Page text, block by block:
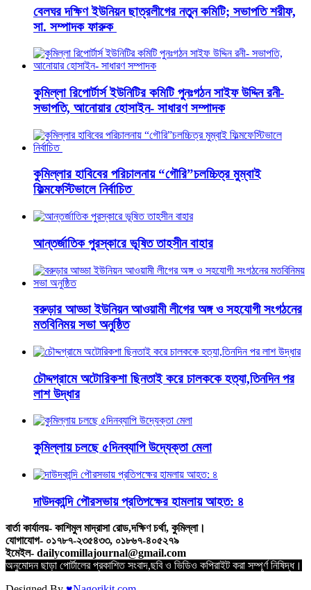
বেলঘর দক্ষিণ ইউনিয়ন ছাত্রলীগের নতুন কমিটি; সভাপতি শরীফ,
সা. সম্পাদক ফারুক
কুমিল্লা রিপোর্টার্স ইউনিটির কমিটি পুনঃগঠন সাইফ উদ্দিন রনী-
সভাপতি, আনোয়ার হোসাইন- সাধারণ সম্পাদক
কুমিল্লার হাবিবের পরিচালনায় “গৌরি”চলচ্চিত্র মুম্বাই
ফিল্মফেস্টিভালে নির্বাচিত
আন্তর্জাতিক পুরস্কারে ভূষিত তাহসীন বাহার
বরুড়ার আড্ডা ইউনিয়ন আওয়ামী লীগের অঙ্গ ও সহযোগী সংগঠনের
মতবিনিময় সভা অনুষ্ঠিত
চৌদ্দগ্রামে অটোরিকশা ছিনতাই করে চালককে হত্যা,তিনদিন পর
লাশ উদ্ধার
কুমিল্লায় চলছে ৫দিনব্যাপি উদ্যেক্তা মেলা
দাউদকান্দি পৌরসভায় প্রতিপক্ষের হামলায় আহত: ৪
বার্তা কার্যালয়- কাশিমুল মাদ্রাসা রোড,দক্ষিণ চর্থা, কুমিল্লা।
যোগাযোগ- ০১৭৮৭-২৩৫৪৩৩, ০১৮৬৭-৪০৫২৭৯
ইমেইল- dailycomillajournal@gmail.com
অনুমোদন ছাড়া পোর্টালের প্রকাশিত সংবাদ,ছবি ও ভিডিও কপিরাইট করা সম্পূর্ণ নিষিদ্ধ।